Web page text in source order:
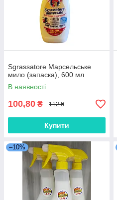
Sgrassatore Марсельське
мило (запаска), 600 мл
В наявності
100,80 ₴ 112 ₴
Купити
–10%